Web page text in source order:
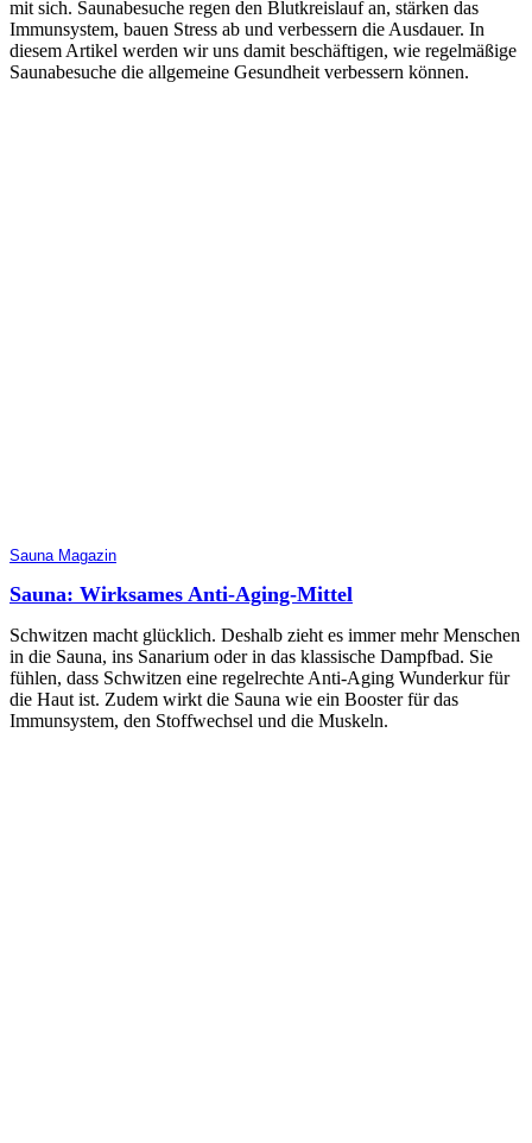
mit sich. Saunabesuche regen den Blutkreislauf an, stärken das
Immunsystem, bauen Stress ab und verbessern die Ausdauer. In
diesem Artikel werden wir uns damit beschäftigen, wie regelmäßige
Saunabesuche die allgemeine Gesundheit verbessern können.
Sauna Magazin
Sauna: Wirksames Anti-Aging-Mittel
Schwitzen macht glücklich. Deshalb zieht es immer mehr Menschen
in die Sauna, ins Sanarium oder in das klassische Dampfbad. Sie
fühlen, dass Schwitzen eine regelrechte Anti-Aging Wunderkur für
die Haut ist. Zudem wirkt die Sauna wie ein Booster für das
Immunsystem, den Stoffwechsel und die Muskeln.